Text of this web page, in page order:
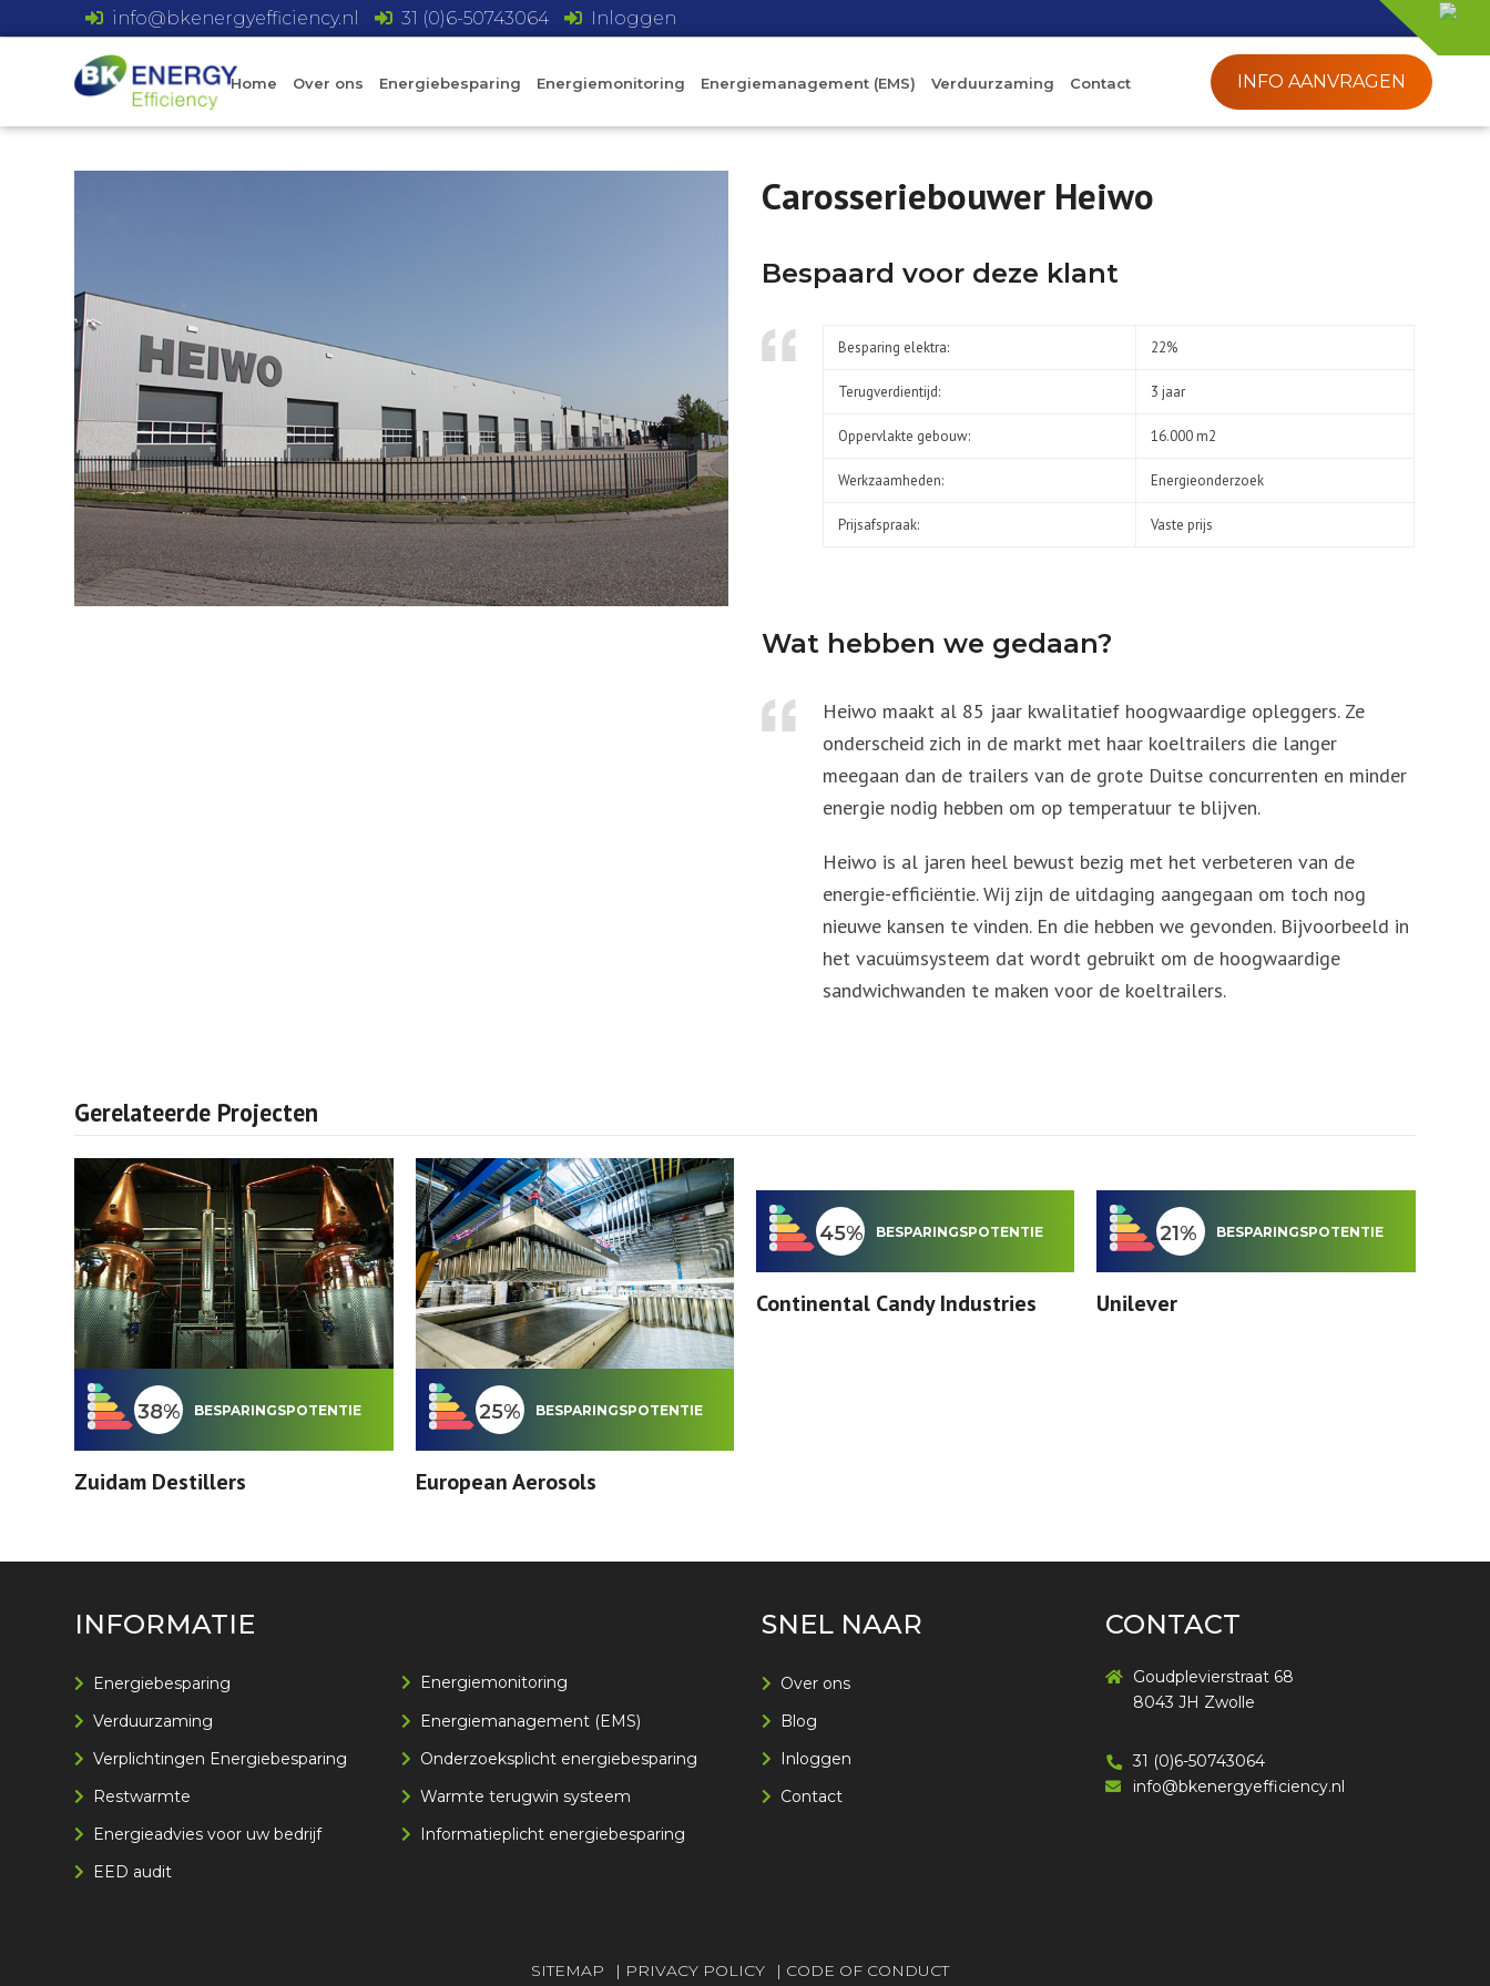
info@bkenergyefficiency.nl 31 (0)6-50743064 Inloggen
Home Over ons Energiebesparing Energiemonitoring Energiemanagement (EMS) Verduurzaming Contact INFO AANVRAGEN
Carosseriebouwer Heiwo
Bespaard voor deze klant
Besparing elektra: 22%
Terugverdientijd: 3 jaar
Oppervlakte gebouw: 16.000 m2
Werkzaamheden: Energieonderzoek
Prijsafspraak: Vaste prijs
Wat hebben we gedaan?
Heiwo maakt al 85 jaar kwalitatief hoogwaardige opleggers. Ze
onderscheid zich in de markt met haar koeltrailers die langer
meegaan dan de trailers van de grote Duitse concurrenten en minder
energie nodig hebben om op temperatuur te blijven.
Heiwo is al jaren heel bewust bezig met het verbeteren van de
energie-efficiëntie. Wij zijn de uitdaging aangegaan om toch nog
nieuwe kansen te vinden. En die hebben we gevonden. Bijvoorbeeld in
het vacuümsysteem dat wordt gebruikt om de hoogwaardige
sandwichwanden te maken voor de koeltrailers.
Gerelateerde Projecten
Zuidam Destillers
38% BESPARINGSPOTENTIE
European Aerosols
25% BESPARINGSPOTENTIE
Continental Candy Industries
45% BESPARINGSPOTENTIE
Unilever
21% BESPARINGSPOTENTIE
INFORMATIE
Energiebesparing
Energiemonitoring
Verduurzaming
Energiemanagement (EMS)
Verplichtingen Energiebesparing
Onderzoeksplicht energiebesparing
Restwarmte
Warmte terugwin systeem
Energieadvies voor uw bedrijf
Informatieplicht energiebesparing
EED audit
SNEL NAAR
Over ons
Blog
Inloggen
Contact
CONTACT
Goudplevierstraat 68
8043 JH Zwolle
31 (0)6-50743064
info@bkenergyefficiency.nl
SITEMAP | PRIVACY POLICY | CODE OF CONDUCT